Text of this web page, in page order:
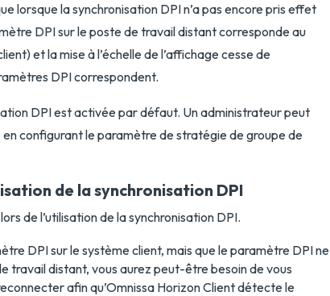
lorsque la synchronisation DPI n’a pas encore pris effet
DPI sur le poste de travail distant corresponde au
et la mise à l’échelle de l’affichage cesse de
DPI correspondent.
DPI est activée par défaut. Un administrateur peut
configurant le paramètre de stratégie de groupe de
de la synchronisation DPI
de l’utilisation de la synchronisation DPI.
DPI sur le système client, mais que le paramètre DPI ne
travail distant, vous aurez peut-être besoin de vous
afin qu’Omnissa Horizon Client détecte le